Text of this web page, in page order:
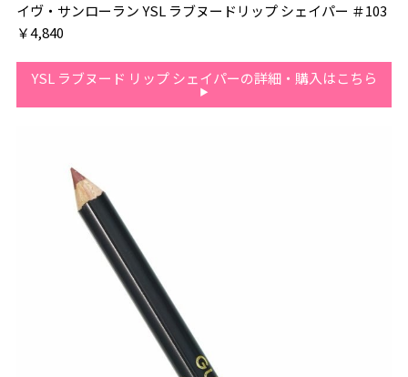
イヴ・サンローラン YSL ラブヌードリップ シェイパー ＃103
￥4,840
YSL ラブヌード リップ シェイパーの詳細・購入はこちら